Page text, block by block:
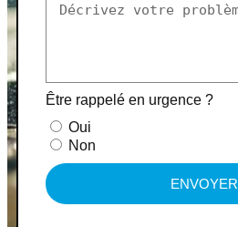
Être rappelé en urgence ?
Oui
Non
ENVOYER